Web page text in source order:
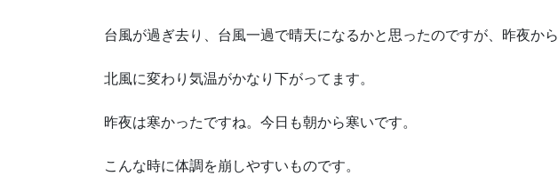
台風が過ぎ去り、台風一過で晴天になるかと思ったのですが、昨夜から
北風に変わり気温がかなり下がってます。
昨夜は寒かったですね。今日も朝から寒いです。
こんな時に体調を崩しやすいものです。